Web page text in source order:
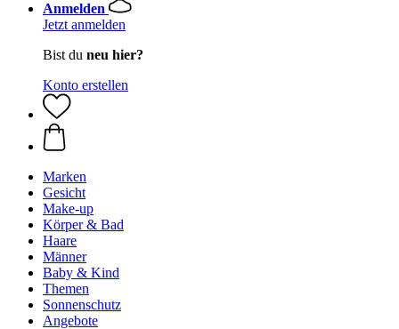
Anmelden
Jetzt anmelden
Bist du neu hier?
Konto erstellen
Marken
Gesicht
Make-up
Körper & Bad
Haare
Männer
Baby & Kind
Themen
Sonnenschutz
Angebote